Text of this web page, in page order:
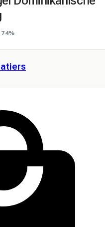
74%